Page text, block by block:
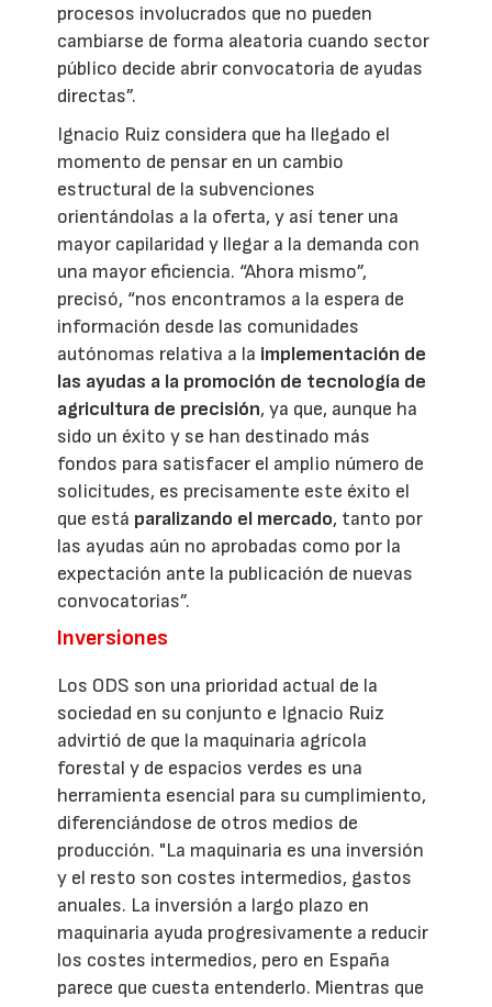
procesos involucrados que no pueden
cambiarse de forma aleatoria cuando sector
público decide abrir convocatoria de ayudas
directas”.
Ignacio Ruiz considera que ha llegado el
momento de pensar en un cambio
estructural de la subvenciones
orientándolas a la oferta, y así tener una
mayor capilaridad y llegar a la demanda con
una mayor eficiencia. “Ahora mismo”,
precisó, “nos encontramos a la espera de
información desde las comunidades
autónomas relativa a la implementación de
las ayudas a la promoción de tecnología de
agricultura de precisión, ya que, aunque ha
sido un éxito y se han destinado más
fondos para satisfacer el amplio número de
solicitudes, es precisamente este éxito el
que está paralizando el mercado, tanto por
las ayudas aún no aprobadas como por la
expectación ante la publicación de nuevas
convocatorias”.
Inversiones
Los ODS son una prioridad actual de la
sociedad en su conjunto e Ignacio Ruiz
advirtió de que la maquinaria agrícola
forestal y de espacios verdes es una
herramienta esencial para su cumplimiento,
diferenciándose de otros medios de
producción. "La maquinaria es una inversión
y el resto son costes intermedios, gastos
anuales. La inversión a largo plazo en
maquinaria ayuda progresivamente a reducir
los costes intermedios, pero en España
parece que cuesta entenderlo. Mientras que